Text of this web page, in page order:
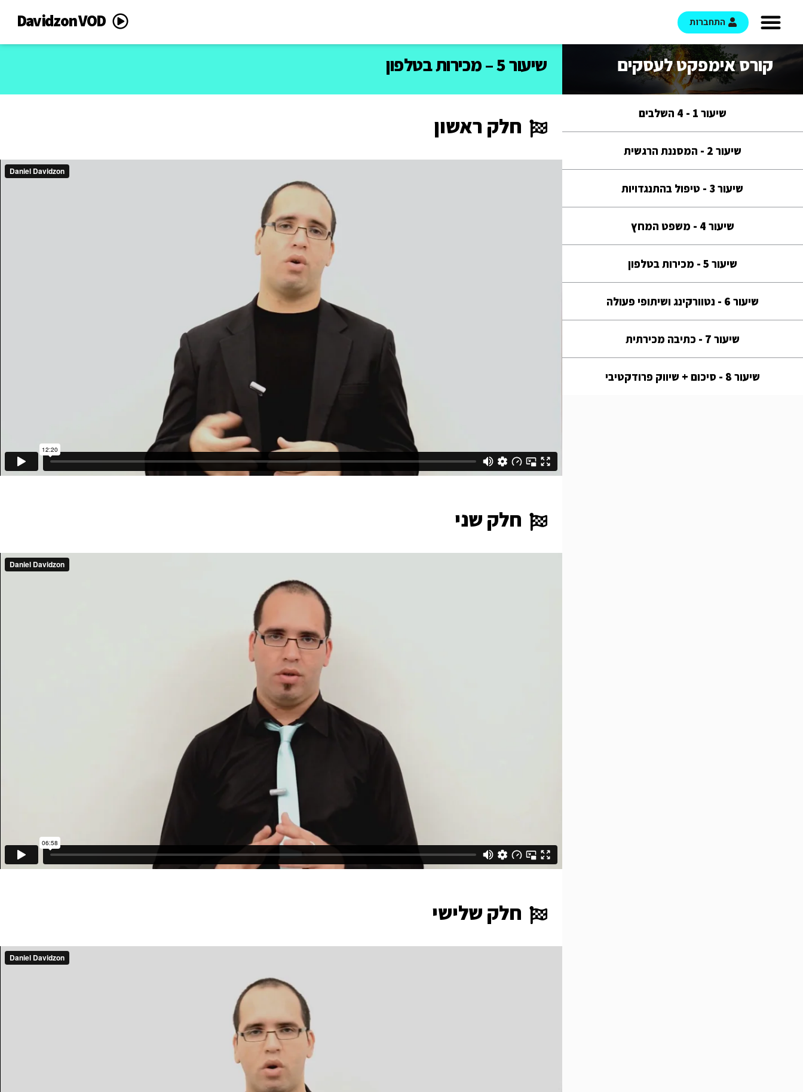
התחברות Davidzon VOD
קורס אימפקט לעסקים שיעור 5 – מכירות בטלפון
שיעור 1 - 4 השלבים
שיעור 2 - המסננת הרגשית
שיעור 3 - טיפול בהתנגדויות
שיעור 4 - משפט המחץ
שיעור 5 - מכירות בטלפון
שיעור 6 - נטוורקינג ושיתופי פעולה
שיעור 7 - כתיבה מכירתית
שיעור 8 - סיכום + שיווק פרודקטיבי
חלק ראשון
חלק שני
חלק שלישי